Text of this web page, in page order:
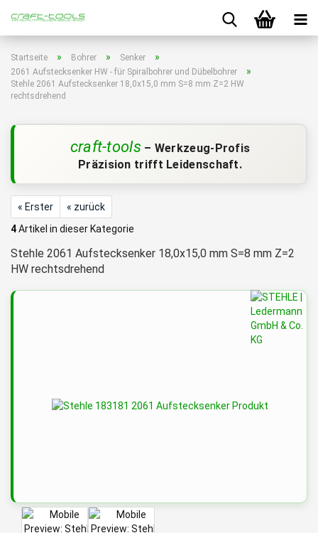
Startseite » Bohrer » Senker »
2061 Aufstecksenker HW - für Spiralbohrer und Dübelbohrer »
Stehle 2061 Aufstecksenker 18,0x15,0 mm S=8 mm Z=2 HW
rechtsdrehend
craft-tools – Werkzeug-Profis
Präzision trifft Leidenschaft.
« Erster
« zurück
4Artikel in dieser Kategorie
Stehle 2061 Aufstecksenker 18,0x15,0 mm S=8 mm Z=2
HW rechtsdrehend